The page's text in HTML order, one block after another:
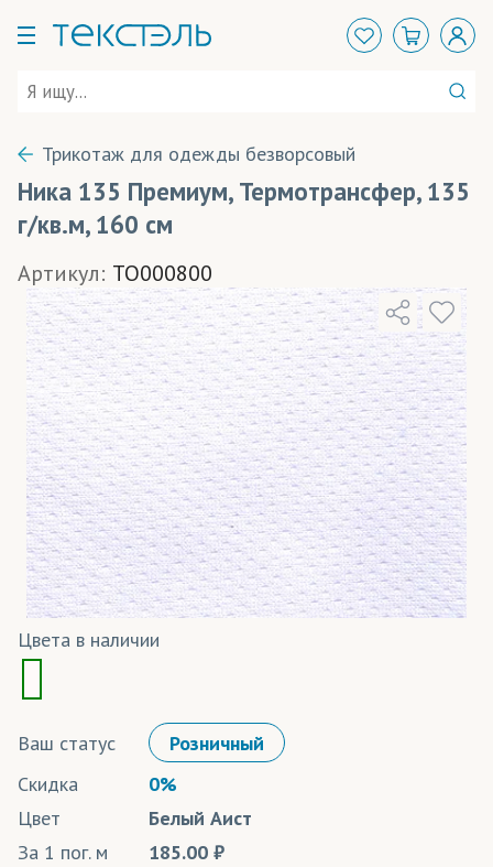
Трикотаж для одежды безворсовый
Ника 135 Премиум, Термотрансфер, 135
г/кв.м, 160 см
Артикул: TO000800
Цвета в наличии
Ваш статус
Розничный
Скидка
0%
Цвет
Белый Аист
За 1 пог. м
185.00